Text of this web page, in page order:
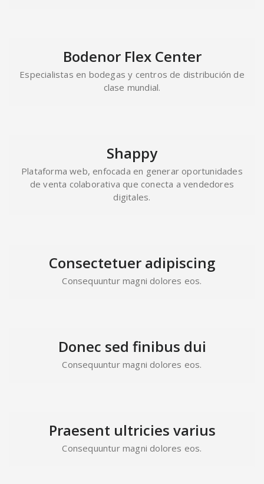
Bodenor Flex Center
Especialistas en bodegas y centros de distribución de
clase mundial.
Shappy
Plataforma web, enfocada en generar oportunidades
de venta colaborativa que conecta a vendedores
digitales.
Consectetuer adipiscing
Consequuntur magni dolores eos.
Donec sed finibus dui
Consequuntur magni dolores eos.
Praesent ultricies varius
Consequuntur magni dolores eos.